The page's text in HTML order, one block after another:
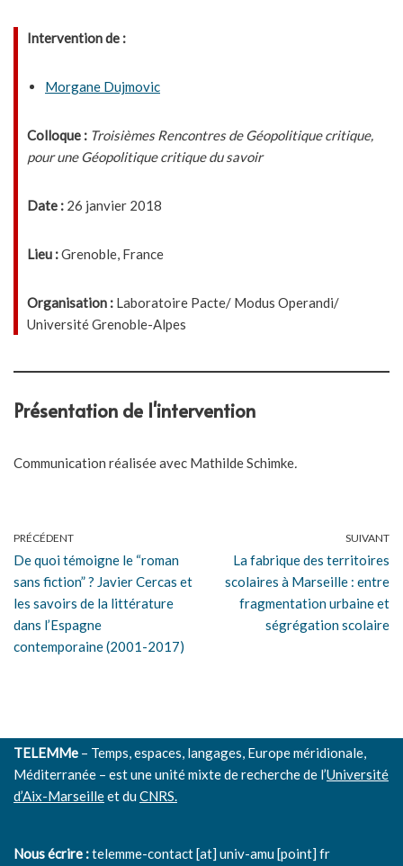
Intervention de :
Morgane Dujmovic
Colloque : Troisièmes Rencontres de Géopolitique critique,
pour une Géopolitique critique du savoir
Date : 26 janvier 2018
Lieu :Grenoble, France
Organisation : Laboratoire Pacte/ Modus Operandi/
Université Grenoble-Alpes
Présentation de l'intervention
Communication réalisée avec Mathilde Schimke.
PRÉCÉDENT
De quoi témoigne le “roman
sans fiction” ? Javier Cercas et
les savoirs de la littérature
dans l’Espagne
contemporaine (2001-2017)
SUIVANT
La fabrique des territoires
scolaires à Marseille : entre
fragmentation urbaine et
ségrégation scolaire
TELEMMe – Temps, espaces, langages, Europe méridionale,
Méditerranée – est une unité mixte de recherche de l’Université
d’Aix-Marseilleet duCNRS.
Nous écrire :telemme-contact [at] univ-amu [point] fr